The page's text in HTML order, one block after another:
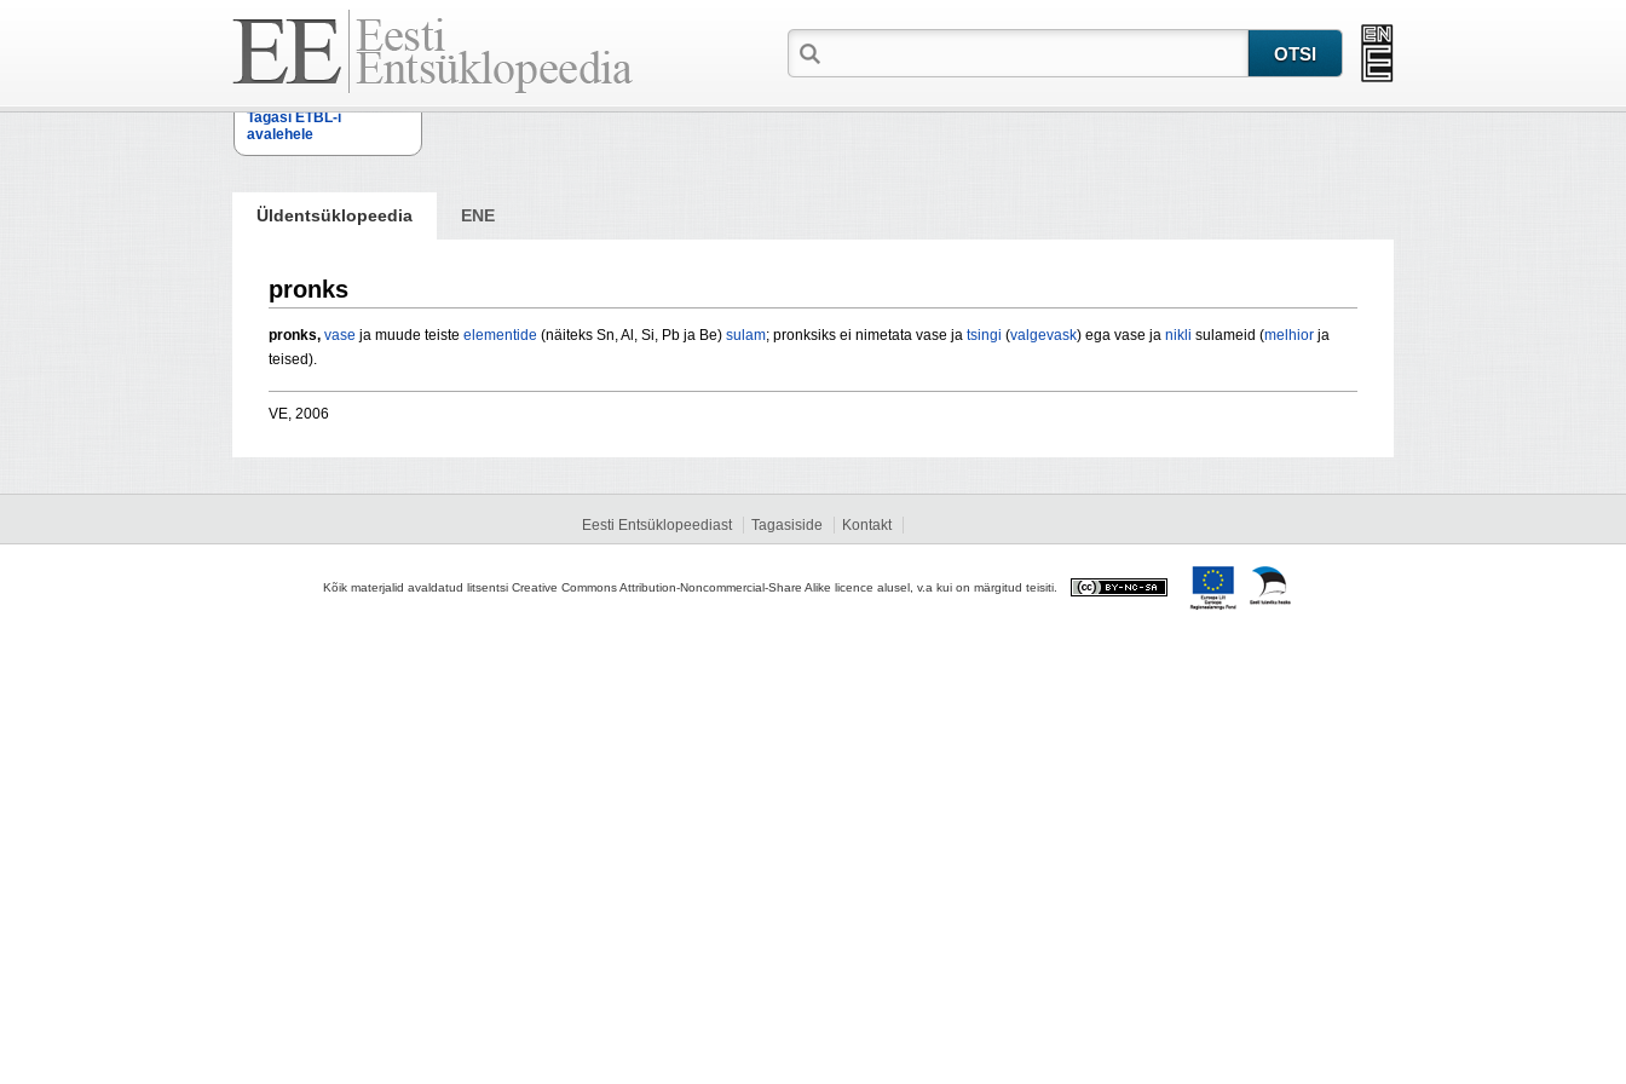
Tagasi ETBL-i
avalehele
Üldentsüklopeedia ENE
pronks
pronks, vase ja muude teiste elementide (näiteks Sn, Al, Si, Pb ja Be) sulam; pronksiks ei nimetata vase ja tsingi (valgevask) ega vase ja nikli sulameid (melhior ja
teised).
VE, 2006
Eesti Entsüklopeediast Tagasiside Kontakt
Kõik materjalid avaldatud litsentsi Creative Commons Attribution-Noncommercial-Share Alike licence alusel, v.a kui on märgitud teisiti.